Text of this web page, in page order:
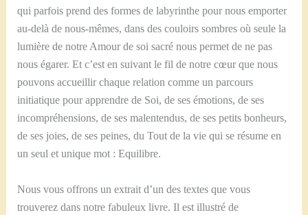
qui parfois prend des formes de labyrinthe pour nous emporter
au-delà de nous-mêmes, dans des couloirs sombres où seule la
lumière de notre Amour de soi sacré nous permet de ne pas
nous égarer. Et c’est en suivant le fil de notre cœur que nous
pouvons accueillir chaque relation comme un parcours
initiatique pour apprendre de Soi, de ses émotions, de ses
incompréhensions, de ses malentendus, de ses petits bonheurs,
de ses joies, de ses peines, du Tout de la vie qui se résume en
un seul et unique mot : Equilibre.
Nous vous offrons un extrait d’un des textes que vous
trouverez dans notre fabuleux livre. Il est illustré de